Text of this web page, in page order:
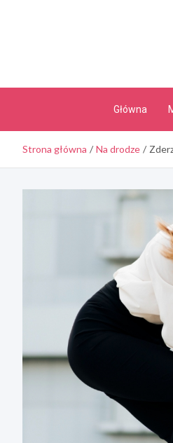
Główna
Strona główna Na drodze